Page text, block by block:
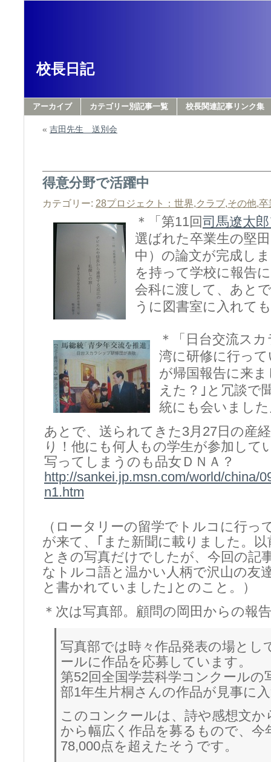
校長日記
アーカイブ カテゴリー別記事一覧 校長関連記事リンク集
« 吉田先生 送別会
得意分野で活躍中
カテゴリー: 28プロジェクト：世界,クラブ,その他,卒
＊「第11回司馬遼太
選ばれた卒業生の堅
中）の論文が完成し
を持って学校に報告
会科に渡して、あと
うに図書室に入れて
＊「日台交流ス
湾に研修に行っ
が帰国報告に来
えた？｣と冗談で
統にも会いまし
あとで、送られてきた3月27日の産
り！他にも何人もの学生が参加して
写ってしまうのも品女ＤＮＡ？
http://sankei.jp.msn.com/world/china/
n1.htm
（ロータリーの留学でトルコに行っ
が来て、｢また新聞に載りました。
ときの写真だけでしたが、今回の記
なトルコ語と温かい人柄で沢山の友
と書かれていました｣とのこと。）
＊次は写真部。顧問の岡田からの報
写真部では時々作品発表の場とし
ールに作品を応募しています。
第52回全国学芸科学コンクールの
部1年生片桐さんの作品が見事に
このコンクールは、詩や感想文か
から幅広く作品を募るもので、今
78,000点を超えたそうです。